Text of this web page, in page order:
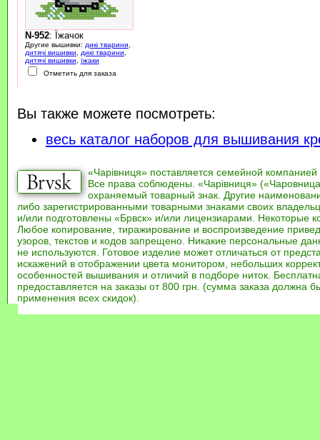
N-952: Їжачок
Другие вышивки: дикі тварини
дитячі вишивки
дикі тварини
дитячі вишивки
їжаки
Отметить для заказа
Вы также можете посмотреть:
весь каталог наборов для вышивания
«Чарівниця» поставляется семейной компанией
Все права соблюдены. «Чарівниця»
охраняемый товарный знак. Другие
либо зарегистрированными товарными знаками своих
и/или подготовлены «Брвск» и/или лицензиарами. Некоторые
Любое копирование, тиражирование и воспроизведение
узоров, текстов и кодов запрещено. Никакие персональные
не используются. Готовое изделие может отличаться от
искажений в отображении цвета монитором, небольших
особенностей вышивания и отличий в подборе ниток.
предоставляется на заказы от 800 грн. (сумма заказа должна
применения всех скидок).